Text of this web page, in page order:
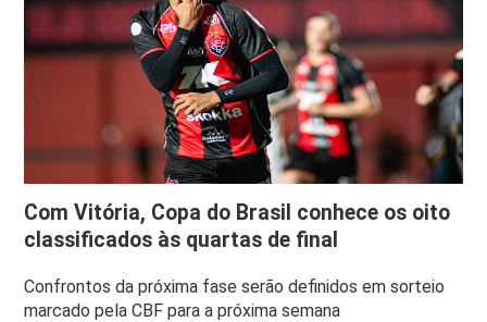
Com Vitória, Copa do Brasil conhece os oito
classificados às quartas de final
Confrontos da próxima fase serão definidos em sorteio
marcado pela CBF para a próxima semana